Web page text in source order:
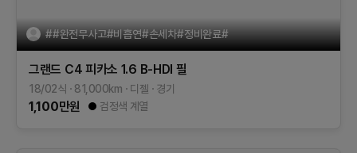
##완전무사고#비흡연#손세차#정비완료#
그랜드 C4 피카소 1.6 B-HDI 필
18/02식 81,000km 디젤 경기
1,100만원 검정색 계열